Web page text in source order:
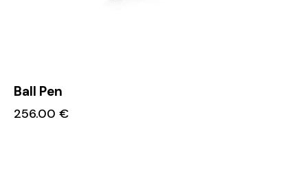
Ball Pen
256.00 €